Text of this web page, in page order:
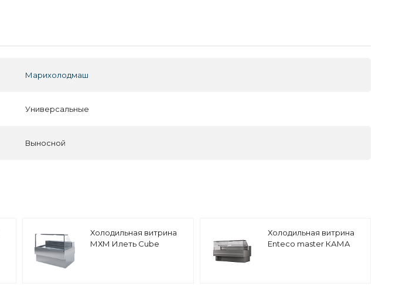
Марихолодмаш
Универсальные
Выносной
Холодильная витрина
МХМ Илеть Cube
Холодильная витрина
Enteco master КАМА